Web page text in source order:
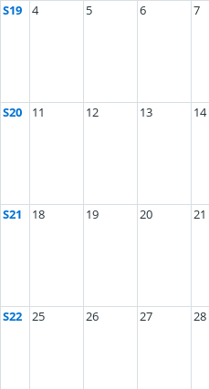
S19 4 5 6 7
S20 11 12 13 14
S21 18 19 20 21
S22 25 26 27 28